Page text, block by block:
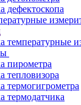
дефектоскопа
температурные
пирометра
тепловизора
термогигрометра
термодатчика